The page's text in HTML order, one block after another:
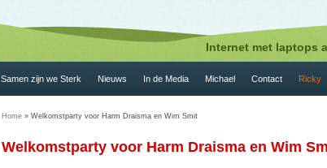
Internet met laptops
Samen zijn we Sterk Nieuws In de Media Michael Contact Ricky
Home » Welkomstparty voor Harm Draisma en Wim Smit
Welkomstparty voor Harm Draisma en Wim